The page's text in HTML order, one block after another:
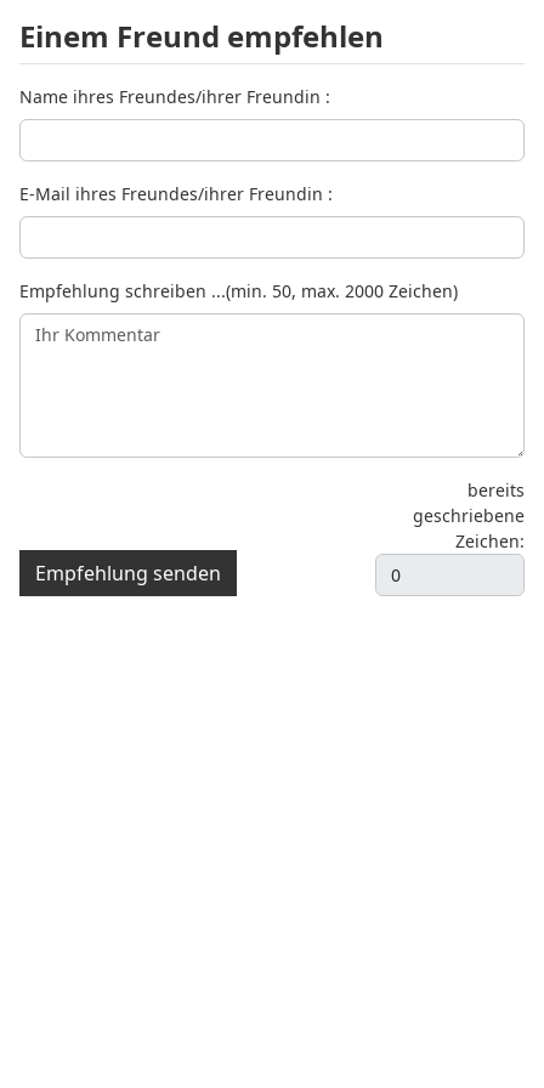
Einem Freund empfehlen
Name ihres Freundes/ihrer Freundin :
E-Mail ihres Freundes/ihrer Freundin :
Empfehlung schreiben ...(min. 50, max. 2000 Zeichen)
Empfehlung senden
bereits
geschriebene
Zeichen: